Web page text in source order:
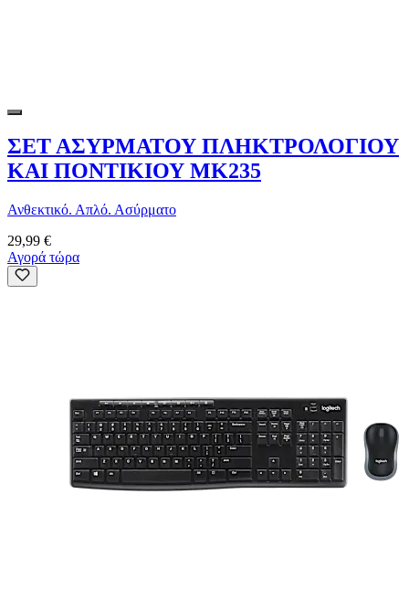
ΣΕΤ ΑΣΥΡΜΑΤΟΥ ΠΛΗΚΤΡΟΛΟΓΙΟΥ
ΚΑΙ ΠΟΝΤΙΚΙΟΥ MK235
Ανθεκτικό. Απλό. Ασύρματο
29,99 €
Αγορά τώρα